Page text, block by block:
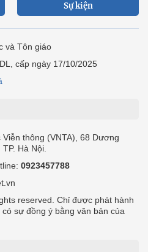
Sự kiện
và Tôn giáo
cấp ngày 17/10/2025
thông (VNTA), 68 Dương
Hà Nội.
0923457788
reserved. Chỉ được phát hành
sự đồng ý bằng văn bản của